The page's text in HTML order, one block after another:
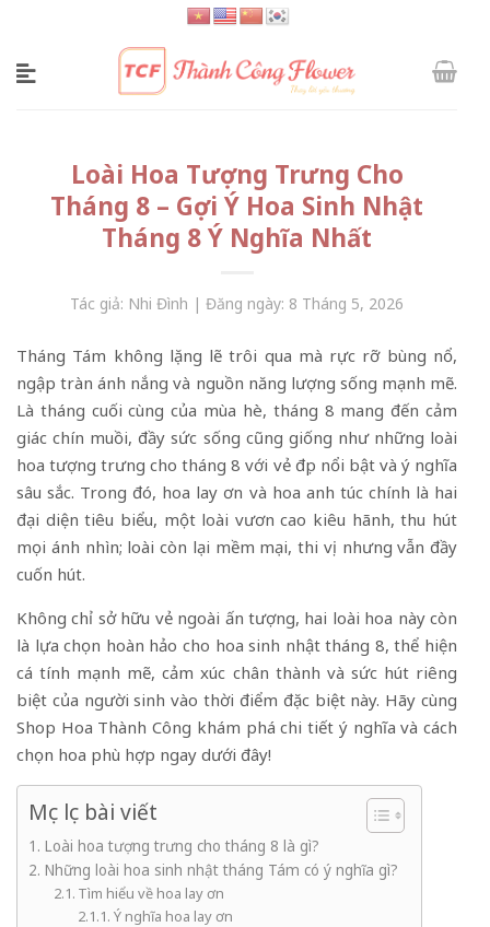
content
Loài Hoa Tượng Trưng Cho
Tháng 8 – Gợi Ý Hoa Sinh Nhật
Tháng 8 Ý Nghĩa Nhất
Tác giả: Nhi Đình | Đăng ngày: 8 Tháng 5, 2026
Tháng Tám không lặng lẽ trôi qua mà rực rỡ bùng nổ,
ngập tràn ánh nắng và nguồn năng lượng sống mạnh mẽ.
Là tháng cuối cùng của mùa hè, tháng 8 mang đến cảm
giác chín muồi, đầy sức sống cũng giống như những loài
hoa tượng trưng cho tháng 8 với vẻ đẹp nổi bật và ý nghĩa
sâu sắc. Trong đó, hoa lay ơn và hoa anh túc chính là hai
đại diện tiêu biểu, một loài vươn cao kiêu hãnh, thu hút
mọi ánh nhìn; loài còn lại mềm mại, thi vị nhưng vẫn đầy
cuốn hút.
Không chỉ sở hữu vẻ ngoài ấn tượng, hai loài hoa này còn
là lựa chọn hoàn hảo cho hoa sinh nhật tháng 8, thể hiện
cá tính mạnh mẽ, cảm xúc chân thành và sức hút riêng
biệt của người sinh vào thời điểm đặc biệt này. Hãy cùng
Shop Hoa Thành Công khám phá chi tiết ý nghĩa và cách
chọn hoa phù hợp ngay dưới đây!
Mục lục bài viết
Loài hoa tượng trưng cho tháng 8 là gì?
Những loài hoa sinh nhật tháng Tám có ý nghĩa gì?
Tìm hiểu về hoa lay ơn
Ý nghĩa hoa lay ơn